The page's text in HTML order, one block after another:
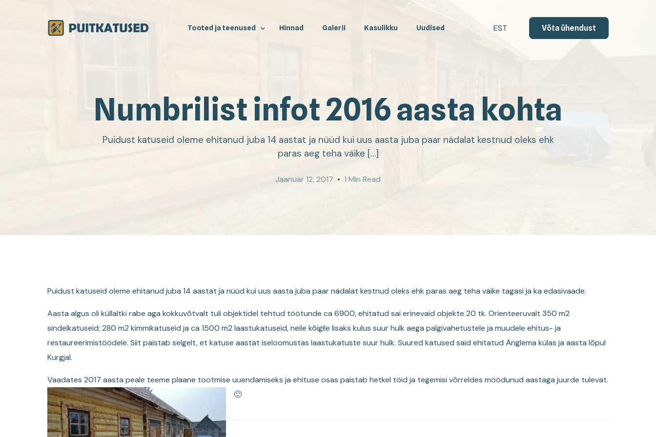
Tooted ja teenused
Sindelkatused
Laastukatused
Laudkatused
Hinnad Galerii Kasulikku Uudised EST Võta ühendust
Numbrilist infot 2016 aasta kohta
Puidust katuseid oleme ehitanud juba 14 aastat ja nüüd kui uus aasta juba paar nädalat kestnud oleks ehk
paras aeg teha väike […]
Jaanuar 12, 2017 1 Min Read
Puidust katuseid oleme ehitanud juba 14 aastat ja nüüd kui uus aasta juba paar nädalat kestnud oleks ehk paras aeg teha väike tagasi ja ka edasivaade.
Aasta algus oli küllaltki rabe aga kokkuvõtvalt tuli objektidel tehtud töötunde ca 6900, ehitatud sai erinevaid objekte 20 tk. Orienteeruvalt 350 m2
sindelkatuseid; 280 m2 kimmikatuseid ja ca 1500 m2 laastukatuseid, neile kõigile lisaks kulus suur hulk aega palgivahetustele ja muudele ehitus- ja
restaureerimistöödele. Siit paistab selgelt, et katuse aastat iseloomustas laastukatuste suur hulk. Suured katused said ehitatud Änglema külas ja aasta lõpul
Kurgjal.
Vaadates 2017 aasta peale teeme plaane tootmise uuendamiseks ja ehituse osas paistab hetkel töid ja tegemisi võrreldes möödunud aastaga juurde tulevat.
🙂